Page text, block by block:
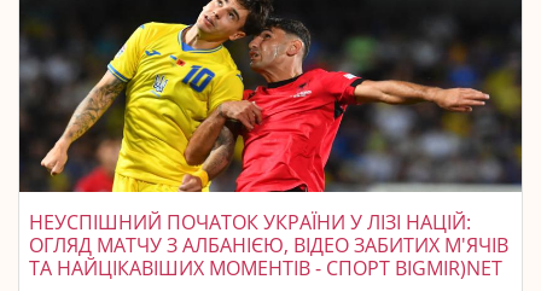
НЕУСПІШНИЙ ПОЧАТОК УКРАЇНИ У ЛІЗІ НАЦІЙ:
ОГЛЯД МАТЧУ З АЛБАНІЄЮ, ВІДЕО ЗАБИТИХ М'ЯЧІВ
ТА НАЙЦІКАВІШИХ МОМЕНТІВ - СПОРТ BIGMIR)NET